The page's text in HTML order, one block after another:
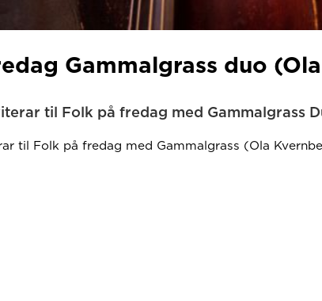
Gammalgrass duo
til Folk på fredag med Gammalgrass
til Folk på fredag med Gammalgrass (Ola